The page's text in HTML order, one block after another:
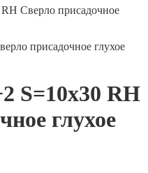
Сверло присадочное
присадочное глухое
S=10x30 RH
глухое